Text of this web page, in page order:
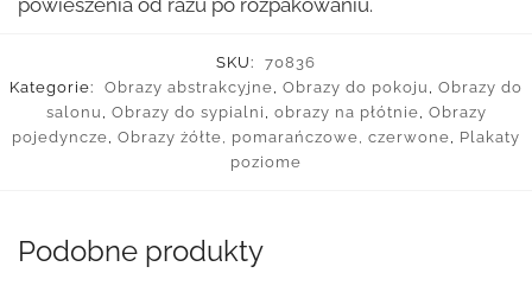
powieszenia od razu po rozpakowaniu.
SKU:
70836
Kategorie:
Obrazy abstrakcyjne, Obrazy do pokoju , Obrazy do
salonu , Obrazy do sypialni , obrazy na płótnie, Obrazy
pojedyncze, Obrazy żółte, pomarańczowe, czerwone, Plakaty
poziome
Podobne produkty